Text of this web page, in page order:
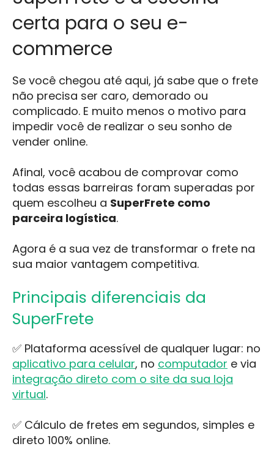
certa para o seu e-
commerce
Se você chegou até aqui, já sabe que o frete
não precisa ser caro, demorado ou
complicado. E muito menos o motivo para
impedir você de realizar o seu sonho de
vender online.
Afinal, você acabou de comprovar como
todas essas barreiras foram superadas por
quem escolheu a SuperFrete como
parceira logística.
Agora é a sua vez de transformar o frete na
sua maior vantagem competitiva.
Principais diferenciais da
SuperFrete
✅ Plataforma acessível de qualquer lugar: no
aplicativo para celular, no computador e via
integração direto com o site da sua loja
virtual.
✅ Cálculo de fretes em segundos, simples e
direto 100% online.